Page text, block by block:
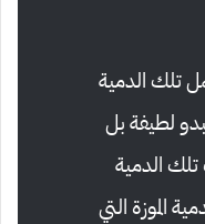
تلك الدمية
لطيفة بل
تلك الدمية
الموزة التي